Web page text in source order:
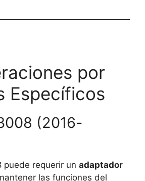
por
Específicos
(2016-
puede requerir un adaptador
las funciones del